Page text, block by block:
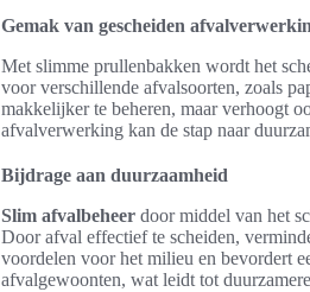
Gemak van gescheiden
Met slimme prullenbakken wordt het
voor verschillende afvalsoorten, zoals
makkelijker te beheren, maar verhoogt
afvalverwerking kan de stap naar
Bijdrage aan duurzaamheid
Slim afvalbeheer door middel van het
Door afval effectief te scheiden,
voordelen voor het milieu en bevordert
afvalgewoonten, wat leidt tot